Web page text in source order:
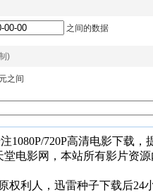
之间的数据
)
之间
1080P/720P高清电影下载
堂电影网，本站所有影片资
权利人，迅雷种子下载后